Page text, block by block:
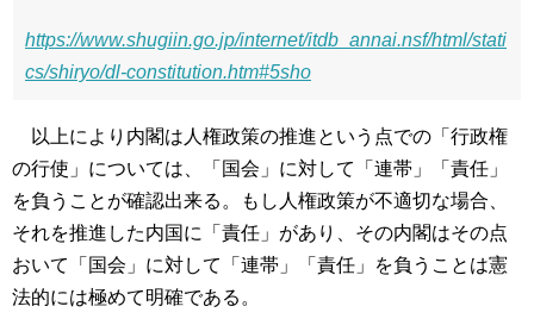
https://www.shugiin.go.jp/internet/itdb_annai.nsf/html/stati
cs/shiryo/dl-constitution.htm#5sho
以上により内閣は人権政策の推進という点での「行政権
の行使」については、「国会」に対して「連帯」「責任」
を負うことが確認出来る。もし人権政策が不適切な場合、
それを推進した内国に「責任」があり、その内閣はその点
おいて「国会」に対して「連帯」「責任」を負うことは憲
法的には極めて明確である。